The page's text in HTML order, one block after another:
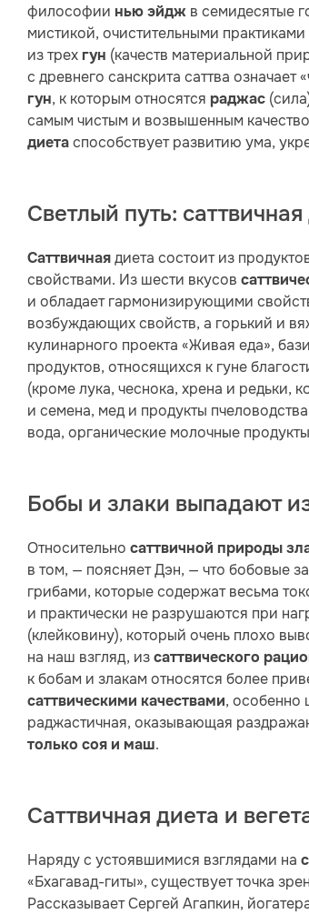
философии нью эйдж в семидесятые
мистикой, очистительными
из трех гун (качеств материальной
с древнего санскрита саттва
гун, к которым относятся раджас
самым чистым и возвышенным
диета способствует развитию ума,
Светлый путь: саттвичная
Саттвичная диета состоит из
свойствами. Из шести вкусов
и обладает гармонизирующими
возбуждающих свойств, а горький и
кулинарного проекта «Живая еда»,
продуктов, относящихся к гуне
(кроме лука, чеснока, хрена и редьки,
и семена, мед и продукты
вода, органические молочные
Бобы и злаки выпадают
Относительно саттвичной природы
в том, — поясняет Дэн, — что бобовые
грибами, которые содержат весьма
и практически не разрушаются при
(клейковину), который очень плохо
на наш взгляд, из саттвического
к бобам и злакам относятся более
саттвическими качествами, особенно
раджастичная, оказывающая
только соя и маш.
Саттвичная диета и
Наряду с устоявшимися взглядами на
«Бхагавад-гиты», существует точка
Рассказывает Сергей Агапкин,